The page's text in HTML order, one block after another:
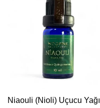
Niaouli (Nioli) Uçucu Yağı